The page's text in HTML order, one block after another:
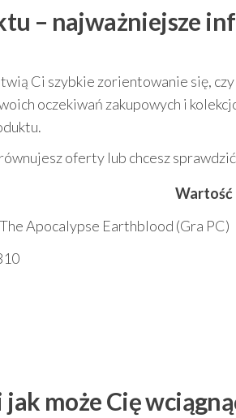
– najważniejsze
Ci szybkie zorientowanie się, czy
oczekiwań zakupowych i
oferty lub chcesz
Wartość
Apocalypse Earthblood (Gra PC)
może Cię